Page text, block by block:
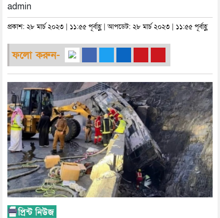
admin
প্রকাশ: ২৮ মার্চ ২০২৩ | ১১:৫৫ পূর্বাহ্ণ | আপডেট: ২৮ মার্চ ২০২৩ | ১১:৫৫ পূর্বাহ্ণ
ফলো করুন-